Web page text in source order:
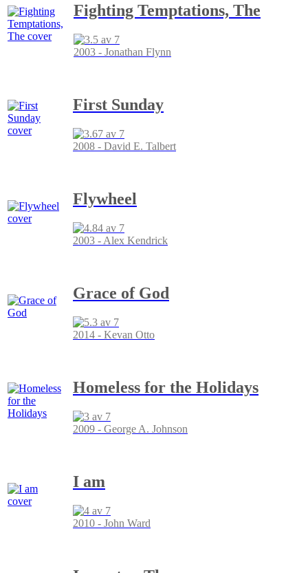
Fighting Temptations, The
2003 - Jonathan Flynn
First Sunday
2008 - David E. Talbert
Flywheel
2003 - Alex Kendrick
Grace of God
2014 - Kevan Otto
Homeless for the Holidays
2009 - George A. Johnson
I am
2010 - John Ward